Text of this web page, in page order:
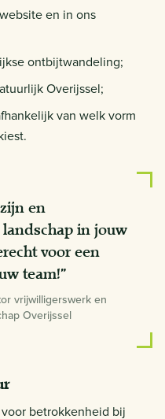
en in ons
ontbijtwandeling;
Overijssel;
van welk vorm
en
in jouw
voor een
team!”
vrijwilligerswerk en
Overijssel
betrokkenheid bij